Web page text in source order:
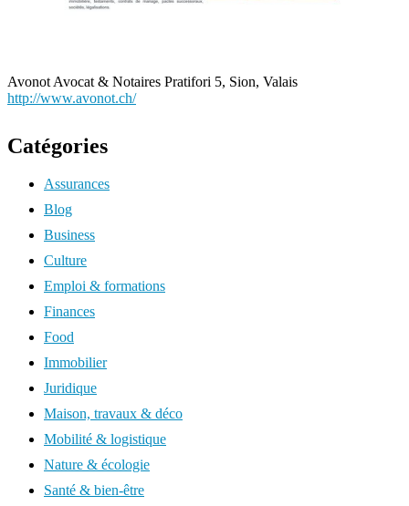
Avonot Avocat & Notaires Pratifori 5, Sion, Valais
http://www.avonot.ch/
Catégories
Assurances
Blog
Business
Culture
Emploi & formations
Finances
Food
Immobilier
Juridique
Maison, travaux & déco
Mobilité & logistique
Nature & écologie
Santé & bien-être